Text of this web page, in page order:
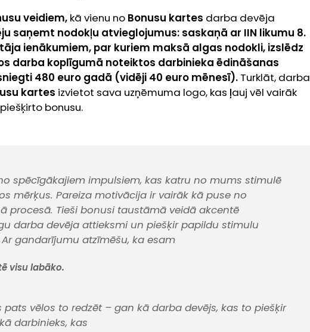
veidiem, kā vienu no Bonusu kartes darba devēja
saņemt nodokļu atvieglojumus: saskaņā ar IIN likumu 8.
ienākumiem, par kuriem maksā algas nodokli, izslēdz
darba koplīgumā noteiktos darbinieka ēdināšanas
480 euro gadā (vidēji 40 euro mēnesī). Turklāt, darba
kartes izvietot sava uzņēmuma logo, kas ļauj vēl vairāk
bonusu.
spēcīgākajiem impulsiem, kas katru no mums stimulē
mērķus. Pareiza motivācija ir vairāk kā puse no
procesā. Tieši bonusi taustāmā veidā akcentē
darba devēja attieksmi un piešķir papildu stimulu
gandarījumu atzīmēšu, ka esam
visu labāko.
pats vēlos to redzēt – gan kā darba devējs, kas to piešķir
darbinieks, kas